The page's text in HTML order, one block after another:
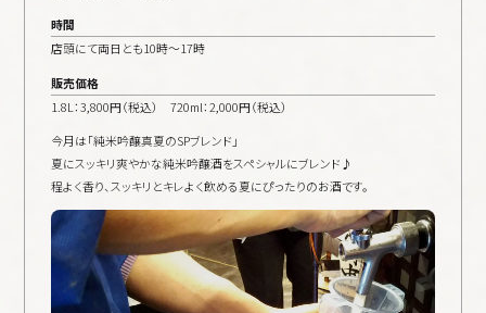
時間
店頭にて両日とも10時〜17時
販売価格
1.8L：3,800円（税込） 720ml：2,000円（税込）
今月は「純米吟醸真夏のSPブレンド」
夏にスッキリ爽やかな純米吟醸酒をスペシャルにブレンド♪
程よく香り、スッキリとキレよく飲める夏にぴったりのお酒です。